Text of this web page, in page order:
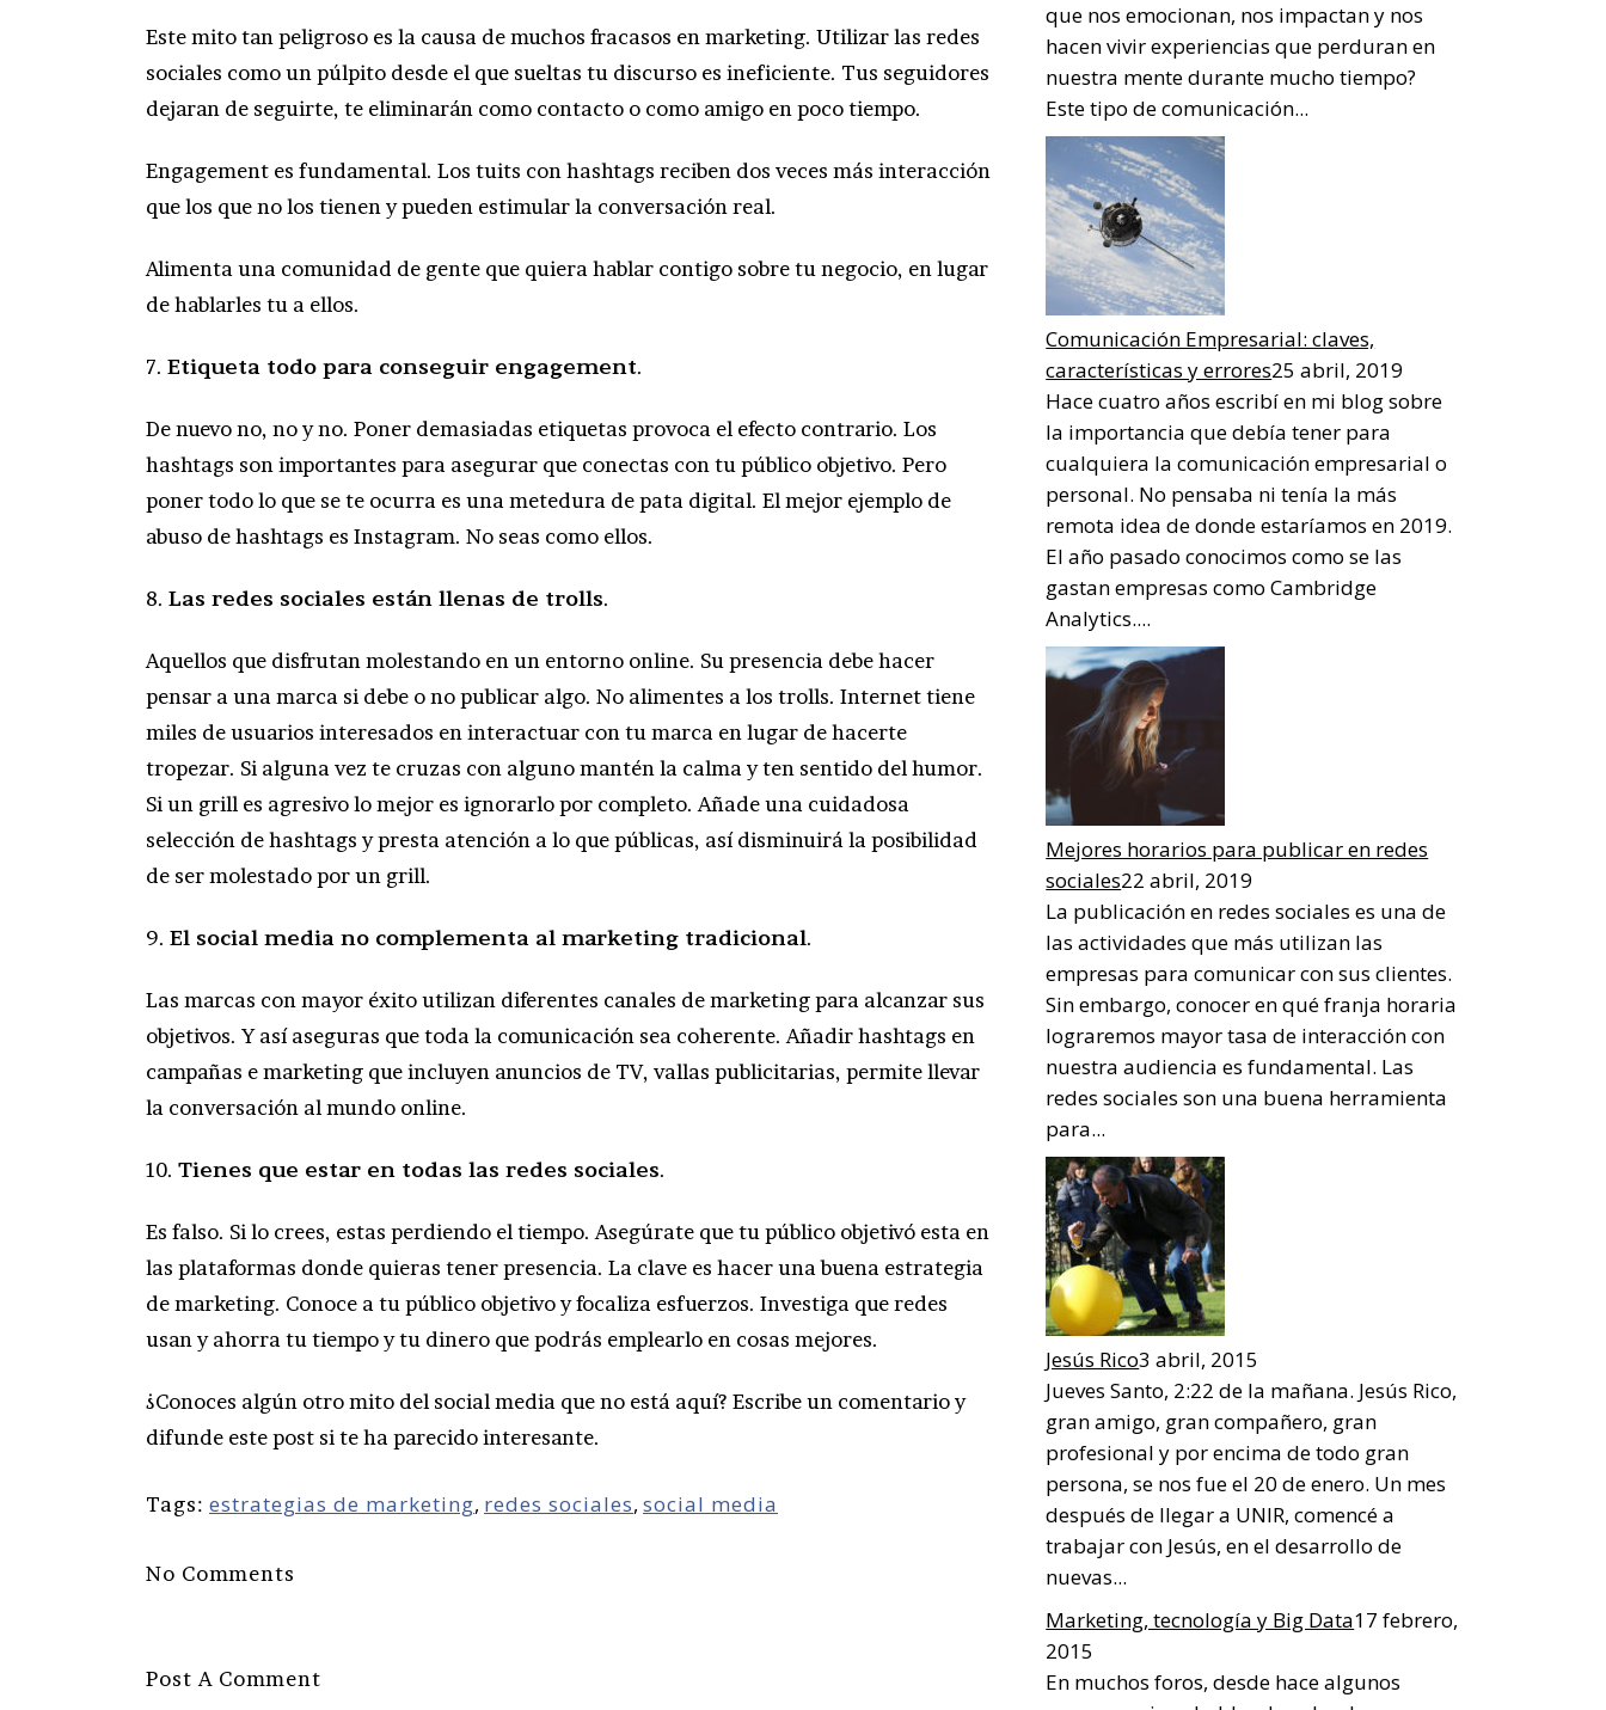
Este mito tan peligroso es la causa de muchos fracasos en marketing. Utilizar las redes
sociales como un púlpito desde el que sueltas tu discurso es ineficiente. Tus seguidores
dejaran de seguirte, te eliminarán como contacto o como amigo en poco tiempo.
Engagement es fundamental. Los tuits con hashtags reciben dos veces más interacción
que los que no los tienen y pueden estimular la conversación real.
Alimenta una comunidad de gente que quiera hablar contigo sobre tu negocio, en lugar
de hablarles tu a ellos.
7. Etiqueta todo para conseguir engagement.
De nuevo no, no y no. Poner demasiadas etiquetas provoca el efecto contrario. Los
hashtags son importantes para asegurar que conectas con tu público objetivo. Pero
poner todo lo que se te ocurra es una metedura de pata digital. El mejor ejemplo de
abuso de hashtags es Instagram. No seas como ellos.
8. Las redes sociales están llenas de trolls.
Aquellos que disfrutan molestando en un entorno online. Su presencia debe hacer
pensar a una marca si debe o no publicar algo. No alimentes a los trolls. Internet tiene
miles de usuarios interesados en interactuar con tu marca en lugar de hacerte
tropezar. Si alguna vez te cruzas con alguno mantén la calma y ten sentido del humor.
Si un grill es agresivo lo mejor es ignorarlo por completo. Añade una cuidadosa
selección de hashtags y presta atención a lo que públicas, así disminuirá la posibilidad
de ser molestado por un grill.
9. El social media no complementa al marketing tradicional.
Las marcas con mayor éxito utilizan diferentes canales de marketing para alcanzar sus
objetivos. Y así aseguras que toda la comunicación sea coherente. Añadir hashtags en
campañas e marketing que incluyen anuncios de TV, vallas publicitarias, permite llevar
la conversación al mundo online.
10. Tienes que estar en todas las redes sociales.
Es falso. Si lo crees, estas perdiendo el tiempo. Asegúrate que tu público objetivó esta en
las plataformas donde quieras tener presencia. La clave es hacer una buena estrategia
de marketing. Conoce a tu público objetivo y focaliza esfuerzos. Investiga que redes
usan y ahorra tu tiempo y tu dinero que podrás emplearlo en cosas mejores.
¿Conoces algún otro mito del social media que no está aquí? Escribe un comentario y
difunde este post si te ha parecido interesante.
Tags: estrategias de marketing, redes sociales, social media
No Comments
Post A Comment
que nos emocionan, nos impactan y nos
hacen vivir experiencias que perduran en
nuestra mente durante mucho tiempo?
Este tipo de comunicación...
Comunicación Empresarial: claves,
características y errores25 abril, 2019
Hace cuatro años escribí en mi blog sobre
la importancia que debía tener para
cualquiera la comunicación empresarial o
personal. No pensaba ni tenía la más
remota idea de donde estaríamos en 2019.
El año pasado conocimos como se las
gastan empresas como Cambridge
Analytics....
Mejores horarios para publicar en redes
sociales22 abril, 2019
La publicación en redes sociales es una de
las actividades que más utilizan las
empresas para comunicar con sus clientes.
Sin embargo, conocer en qué franja horaria
lograremos mayor tasa de interacción con
nuestra audiencia es fundamental. Las
redes sociales son una buena herramienta
para...
Jesús Rico3 abril, 2015
Jueves Santo, 2:22 de la mañana. Jesús Rico,
gran amigo, gran compañero, gran
profesional y por encima de todo gran
persona, se nos fue el 20 de enero. Un mes
después de llegar a UNIR, comencé a
trabajar con Jesús, en el desarrollo de
nuevas...
Marketing, tecnología y Big Data17 febrero,
2015
En muchos foros, desde hace algunos